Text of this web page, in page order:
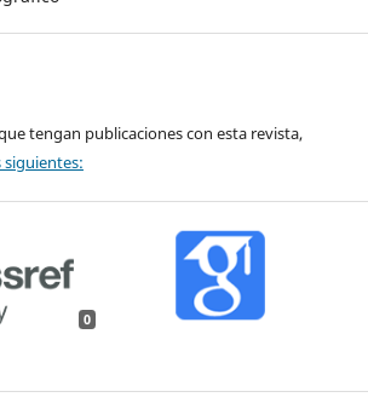
tengan publicaciones con esta revista,
0